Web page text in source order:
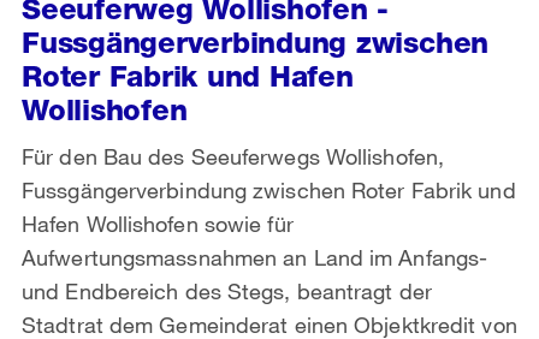
Seeuferweg Wollishofen -
Fussgängerverbindung zwischen
Roter Fabrik und Hafen
Wollishofen
Für den Bau des Seeuferwegs Wollishofen,
Fussgängerverbindung zwischen Roter Fabrik und
Hafen Wollishofen sowie für
Aufwertungsmassnahmen an Land im Anfangs-
und Endbereich des Stegs, beantragt der
Stadtrat dem Gemeinderat einen Objektkredit von